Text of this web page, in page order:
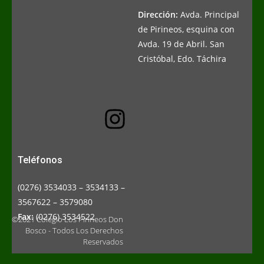
Dirección: Avda. Principal
de Pirineos, esquina con
Avda. 19 de Abril. San
Cristóbal, Edo. Táchira
Teléfonos
(0276) 3534033 – 3534133 –
3567622 – 3579080
Fax: (0276) 3534522
©2021 Colegio Los Pirineos Don
Bosco - Todos Los Derechos
Reservados